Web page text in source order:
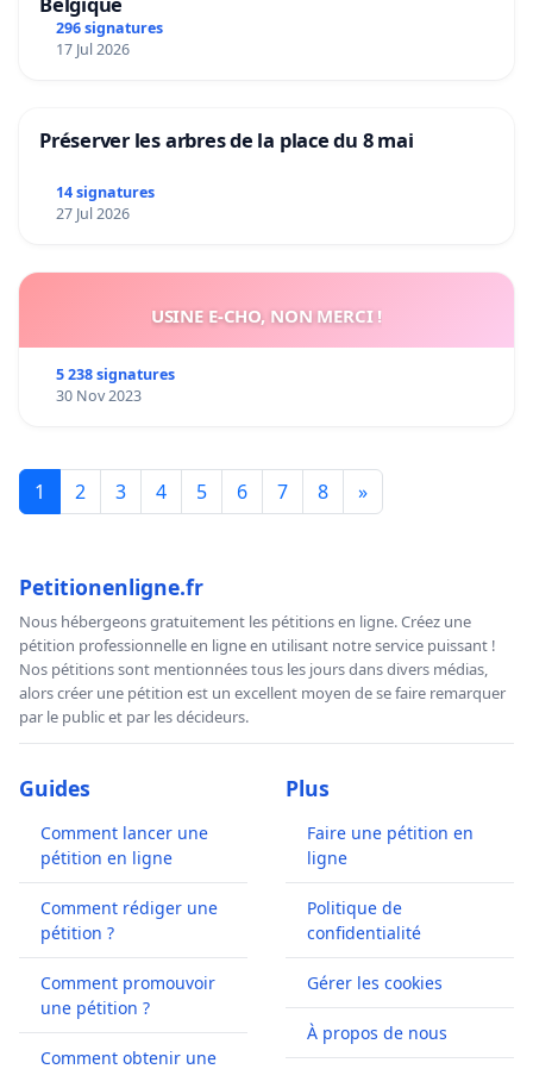
296 signatures
17 Jul 2026
Préserver les arbres de la place du 8 mai
14 signatures
27 Jul 2026
USINE E-CHO, NON MERCI !
5 238 signatures
30 Nov 2023
1 2 3 4 5 6 7 8 »
Petitionenligne.fr
Nous hébergeons gratuitement les pétitions en ligne. Créez une
pétition professionnelle en ligne en utilisant notre service puissant !
Nos pétitions sont mentionnées tous les jours dans divers médias,
alors créer une pétition est un excellent moyen de se faire remarquer
par le public et par les décideurs.
Guides
Comment lancer une
pétition en ligne
Comment rédiger une
pétition ?
Comment promouvoir
une pétition ?
Comment obtenir une
Plus
Faire une pétition en
ligne
Politique de
confidentialité
Gérer les cookies
À propos de nous